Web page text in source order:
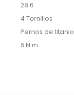
28.6
4 Tornillos
Pernos de titanio
6 N.m